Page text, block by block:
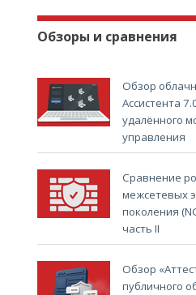
Обзоры и сравнения
Обзор
Ассистента
удалённого
управления
Сравнение
межсетевых
поколения
часть II
Обзор
публичного